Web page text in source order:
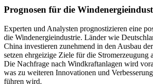
Prognosen für die
Experten und Analysten prognostizieren eine
die Windenergieindustrie. Länder wie
China investieren zunehmend in den Ausbau
setzen ehrgeizige Ziele für die Stromerzeugung
Die Nachfrage nach Windkraftanlagen wird
was zu weiteren Innovationen und
führen wird.